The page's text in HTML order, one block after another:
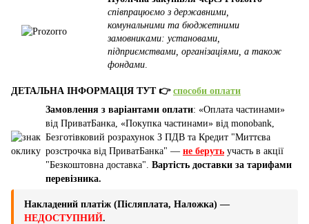
співпрацюємо з державними,
комунальними та бюджетними
замовниками: установами,
підприємствами, організаціями, а також
фондами
ДЕТАЛЬНА ІНФОРМАЦІЯ ТУТ 👉 способи оплати
Замовлення з варіантами оплати: «Оплата частинами»
від ПриватБанка, «Покупка частинами» від monobank,
Безготівковий розрахунок З ПДВ та Кредит "Миттєва
розстрочка від ПриватБанка" — не беруть участь в акції
"Безкоштовна доставка". Вартість доставки за тарифами
перевізника.
Накладений платіж (Післяплата, Наложка) —
НЕДОСТУПНИЙ.